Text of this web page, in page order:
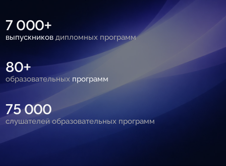
7 000+
выпускников дипломных программ
80+
образовательных программ
75 000
слушателей образовательных программ